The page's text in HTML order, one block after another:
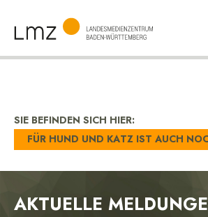
Baden-
SIE BEFINDEN SICH HIER:
FÜR HUND UND KATZ IST AUCH
AKTUELLE